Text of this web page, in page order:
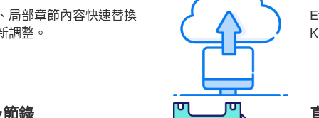
局部章節內容快速替換
調整。
錄